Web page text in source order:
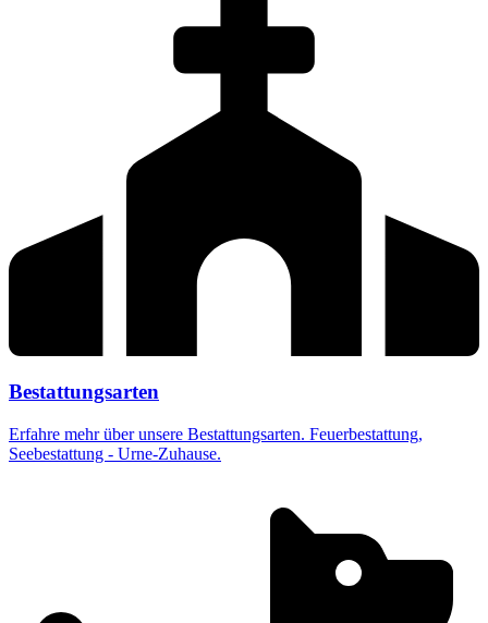
Bestattungsarten
Erfahre mehr über unsere Bestattungsarten. Feuerbestattung,
Seebestattung - Urne-Zuhause.